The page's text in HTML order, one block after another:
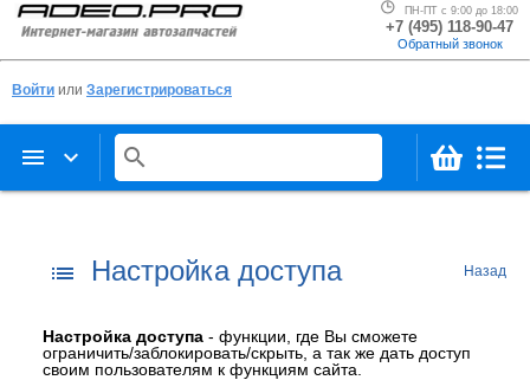
ПН-ПТ с 9:00 до 18:00
+7 (495) 118-90-47
Обратный звонок
Войти или Зарегистрироваться
menu keyboard_arrow_down search
list Настройка доступа Назад
Настройка доступа - функции, где Вы сможете
ограничить/заблокировать/скрыть, а так же дать доступ
своим пользователям к функциям сайта.